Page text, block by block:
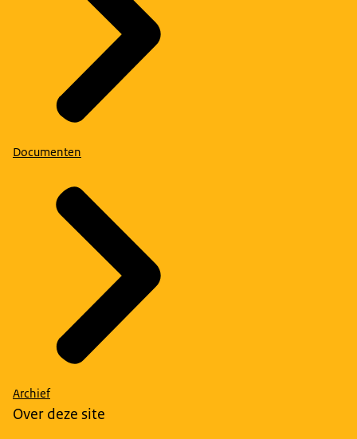
Documenten
Archief
Over deze site